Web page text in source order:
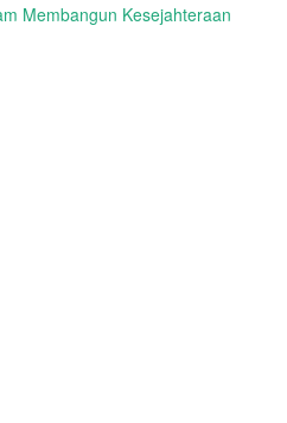
Membangun Kesejahteraan